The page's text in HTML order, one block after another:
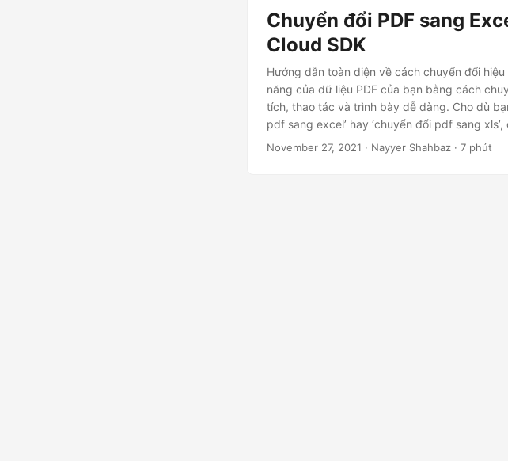
Chuyển đổi PDF sang
Cloud SDK
Hướng dẫn toàn diện về cách chuyển đổi
năng của dữ liệu PDF của bạn bằng cách
tích, thao tác và trình bày dễ dàng. Cho dù
pdf sang excel’ hay ‘chuyển đổi pdf sang
November 27, 2021 · Nayyer Shahbaz · 7 phút